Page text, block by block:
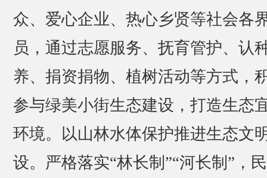
众、爱心企业、热心乡贤等社会各
员，通过志愿服务、抚育管护、认
养、捐资捐物、植树活动等方式，
参与绿美小街生态建设，打造生态
环境。以山林水体保护推进生态文
设。严格落实“林长制”“河长制”，